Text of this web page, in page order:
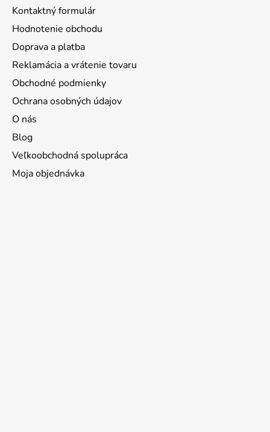
Kontaktný formulár
Hodnotenie obchodu
Doprava a platba
Reklamácia a vrátenie tovaru
Obchodné podmienky
Ochrana osobných údajov
O nás
Blog
Veľkoobchodná spolupráca
Moja objednávka